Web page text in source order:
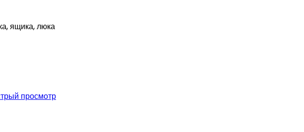
ящика, люка
просмотр